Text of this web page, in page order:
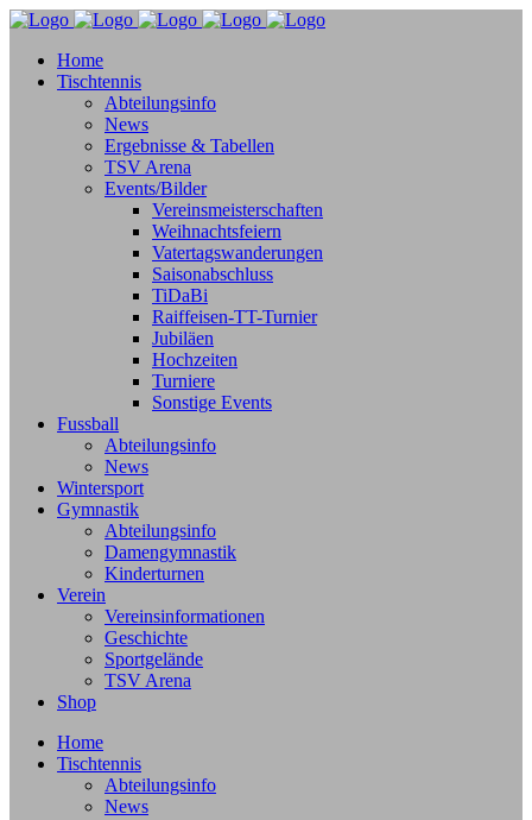
Home
Tischtennis
Abteilungsinfo
News
Ergebnisse & Tabellen
TSV Arena
Events/Bilder
Vereinsmeisterschaften
Weihnachtsfeiern
Vatertagswanderungen
Saisonabschluss
TiDaBi
Raiffeisen-TT-Turnier
Jubiläen
Hochzeiten
Turniere
Sonstige Events
Fussball
Abteilungsinfo
News
Wintersport
Gymnastik
Abteilungsinfo
Damengymnastik
Kinderturnen
Verein
Vereinsinformationen
Geschichte
Sportgelände
TSV Arena
Shop
Home
Tischtennis
Abteilungsinfo
News